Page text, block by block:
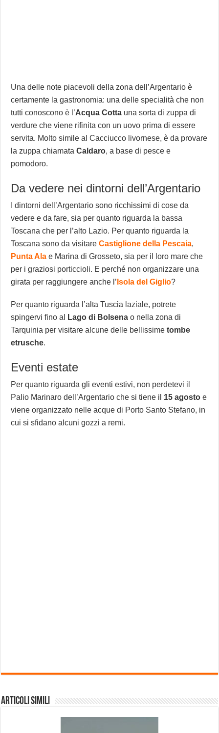
Una delle note piacevoli della zona dell’Argentario è
certamente la gastronomia: una delle specialità che non
tutti conoscono è l’Acqua Cotta una sorta di zuppa di
verdure che viene rifinita con un uovo prima di essere
servita. Molto simile al Cacciucco livornese, è da provare
la zuppa chiamataCaldaro, a base di pesce e
pomodoro.
Da vedere nei dintorni dell’Argentario
I dintorni dell’Argentario sono ricchissimi di cose da
vedere e da fare, sia per quanto riguarda la bassa
Toscana che per l’alto Lazio. Per quanto riguarda la
Toscana sono da visitareCastiglione della Pescaia,
Punta Ala e Marina di Grosseto, sia per il loro mare che
per i graziosi porticcioli. E perché non organizzare una
girata per raggiungere anche l’ Isola del Giglio?
Per quanto riguarda l’alta Tuscia laziale, potrete
spingervi fino al
Lago di Bolsena o nella zona di
Tarquinia per visitare alcune delle bellissime tombe
etrusche.
Eventi estate
Per quanto riguarda gli eventi estivi, non perdetevi il
Palio Marinaro dell’Argentario che si tiene il 15 agosto e
viene organizzato nelle acque di Porto Santo Stefano, in
cui si sfidano alcuni gozzi a remi.
Articoli Simili